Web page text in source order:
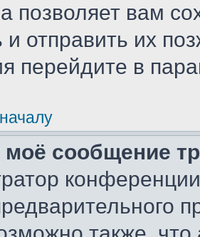
позволяет вам
и отправить их
перейдите в
сообщение